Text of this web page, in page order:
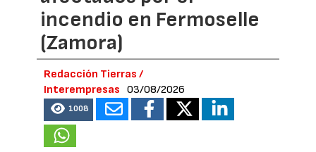
incendio en Fermoselle
(Zamora)
Redacción Tierras /
Interempresas
03/08/2026
1008